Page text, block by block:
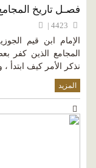
فصـل تاريخ
الإمام ابن قيم
المجامع الذين كفر
نذكر الأمر كيف ابتدأ
المزيد